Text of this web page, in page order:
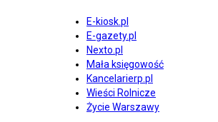
E-kiosk.pl
E-gazety.pl
Nexto.pl
Mała księgowość
Kancelarierp.pl
Wieści Rolnicze
Życie Warszawy